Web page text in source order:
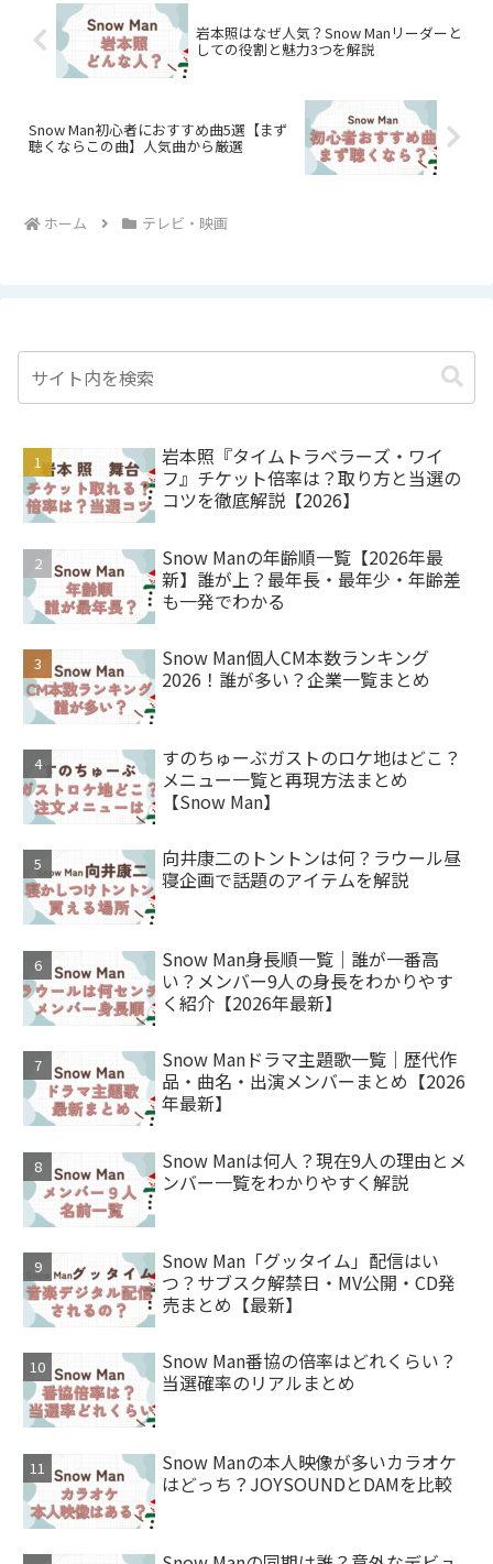
岩本照はなぜ人気？Snow Manリーダーと
しての役割と魅力3つを解説
Snow Man初心者におすすめ曲5選【まず
聴くならこの曲】人気曲から厳選
ホーム テレビ・映画
岩本照『タイムトラベラーズ・ワイ
フ』チケット倍率は？取り方と当選の
コツを徹底解説【2026】
Snow Manの年齢順一覧【2026年最
新】誰が上？最年長・最年少・年齢差
も一発でわかる
Snow Man個人CM本数ランキング
2026！誰が多い？企業一覧まとめ
すのちゅーぶガストのロケ地はどこ？
メニュー一覧と再現方法まとめ
【Snow Man】
向井康二のトントンは何？ラウール昼
寝企画で話題のアイテムを解説
Snow Man身長順一覧｜誰が一番高
い？メンバー9人の身長をわかりやす
く紹介【2026年最新】
Snow Manドラマ主題歌一覧｜歴代作
品・曲名・出演メンバーまとめ【2026
年最新】
Snow Manは何人？現在9人の理由とメ
ンバー一覧をわかりやすく解説
Snow Man「グッタイム」配信はい
つ？サブスク解禁日・MV公開・CD発
売まとめ【最新】
Snow Man番協の倍率はどれくらい？
当選確率のリアルまとめ
Snow Manの本人映像が多いカラオケ
はどっち？JOYSOUNDとDAMを比較